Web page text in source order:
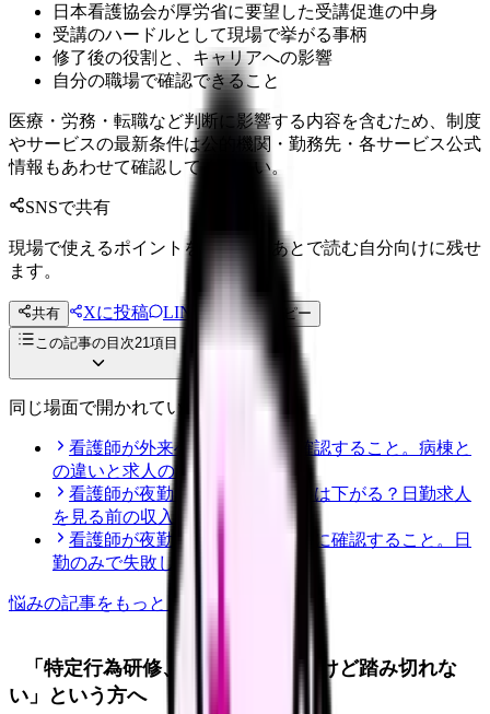
日本看護協会が厚労省に要望した受講促進の中身
受講のハードルとして現場で挙がる事柄
修了後の役割と、キャリアへの影響
自分の職場で確認できること
医療・労務・転職など判断に影響する内容を含むため、制度
やサービスの最新条件は公的機関・勤務先・各サービス公式
情報もあわせて確認してください。
SNSで共有
現場で使えるポイントを、同僚やあとで読む自分向けに残せ
ます。
共有 Xに投稿 LINE
投稿文コピー
この記事の目次21項目
同じ場面で開かれている記事
看護師が外来へ転職する前に確認すること。病棟と
の違いと求人の見方
看護師が夜勤なしにすると給料は下がる？日勤求人
を見る前の収入チェック
看護師が夜勤なし求人を探す前に確認すること。日
勤のみで失敗しない見方
悩みの記事をもっと見る
「特定行為研修、気になっているけど踏み切れな
い」という方へ